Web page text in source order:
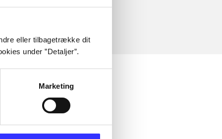
eller tilbagetrække dit
under ”Detaljer”.
Marketing